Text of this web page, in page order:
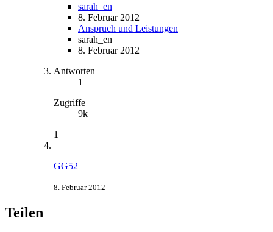
sarah_en
8. Februar 2012
Anspruch und Leistungen
sarah_en
8. Februar 2012
Antworten
1
Zugriffe
9k
1
GG52
8. Februar 2012
Teilen